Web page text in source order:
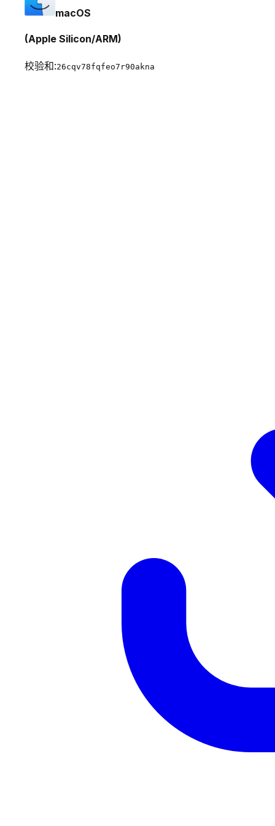
macOS
(Apple Silicon/ARM)
校验和:26cqv78fqfeo7r90akna